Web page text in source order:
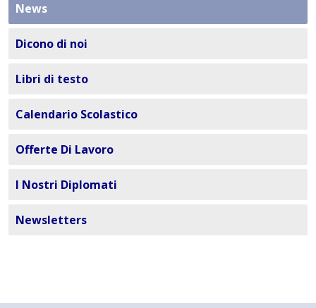
News
Dicono di noi
Libri di testo
Calendario Scolastico
Offerte Di Lavoro
I Nostri Diplomati
Newsletters